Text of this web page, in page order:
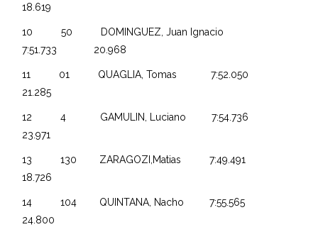
18.619
10 50 DOMINGUEZ, Juan Ignacio
7:51.733 20.968
11 01 QUAGLIA, Tomas 7:52.050
21.285
12 4 GAMULIN, Luciano 7:54.736
23.971
13 130 ZARAGOZI,Matias 7:49.491
18.726
14 104 QUINTANA, Nacho 7:55.565
24.800